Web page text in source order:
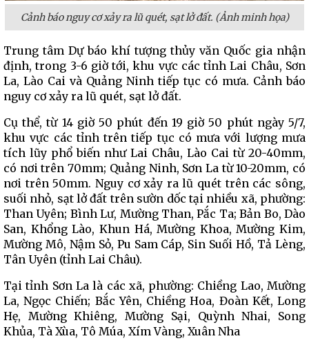
Cảnh báo nguy cơ xảy ra lũ quét, sạt lở đất. (Ảnh minh họa)
Trung tâm Dự báo khí tượng thủy văn Quốc gia nhận
định, trong 3-6 giờ tới, khu vực các tỉnh Lai Châu, Sơn
La, Lào Cai và Quảng Ninh tiếp tục có mưa. Cảnh báo
nguy cơ xảy ra lũ quét, sạt lở đất.
Cụ thể, từ 14 giờ 50 phút đến 19 giờ 50 phút ngày 5/7,
khu vực các tỉnh trên tiếp tục có mưa với lượng mưa
tích lũy phổ biến như Lai Châu, Lào Cai từ 20-40mm,
có nơi trên 70mm; Quảng Ninh, Sơn La từ 10-20mm, có
nơi trên 50mm. Nguy cơ xảy ra lũ quét trên các sông,
suối nhỏ, sạt lở đất trên sườn dốc tại nhiều xã, phường:
Than Uyên; Bình Lư, Mường Than, Pắc Ta; Bản Bo, Dào
San, Khổng Lào, Khun Há, Mường Khoa, Mường Kim,
Mường Mô, Nậm Sỏ, Pu Sam Cáp, Sin Suối Hồ, Tả Lèng,
Tân Uyên (tỉnh Lai Châu).
Tại tỉnh Sơn La là các xã, phường: Chiềng Lao, Mường
La, Ngọc Chiến; Bắc Yên, Chiềng Hoa, Đoàn Kết, Long
Hẹ, Mường Khiêng, Mường Sại, Quỳnh Nhai, Song
Khủa, Tà Xùa, Tô Múa, Xím Vàng, Xuân Nha